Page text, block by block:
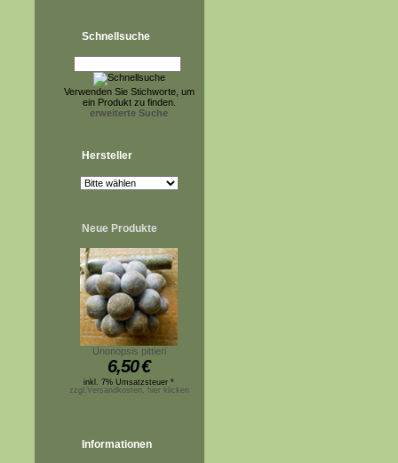
Schnellsuche
Verwenden Sie Stichworte, um
ein Produkt zu finden.
erweiterte Suche
Hersteller
Neue Produkte
Unonopsis pittieri
6,50€
inkl. 7% Umsatzsteuer *
zzgl.Versandkosten, hier klicken
Informationen